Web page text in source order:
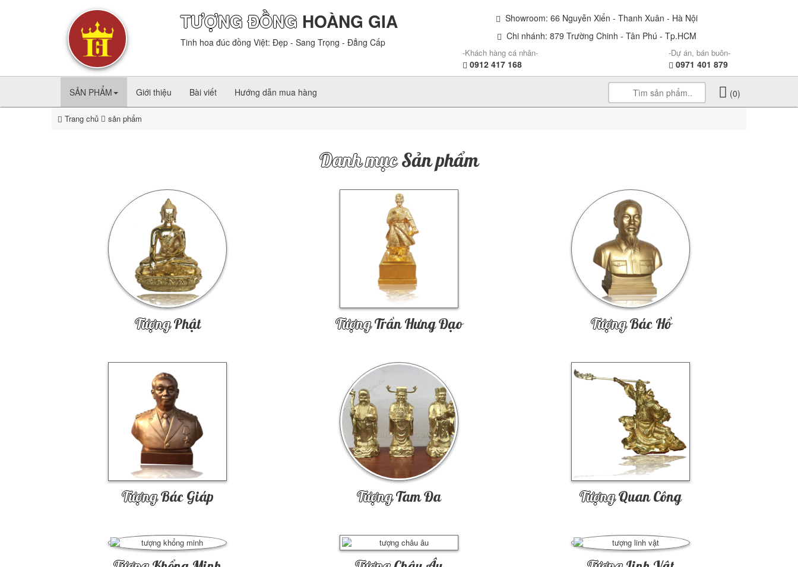
TƯỢNG ĐỒNG HOÀNG GIA
Tinh hoa đúc đồng Việt: Đẹp - Sang Trọng - Đẳng Cấp
Showroom: 66 Nguyễn Xiển - Thanh Xuân - Hà Nội
Chi nhánh: 879 Trường Chinh - Tân Phú - Tp.HCM
-Khách hàng cá nhân-
0912 417 168
-Dự án, bán buôn-
0971 401 879
SẢN PHẨM Giới thiệu Bài viết Hướng dẫn mua hàng (0)
Trang chủ sản phẩm
Danh mụcSản phẩm
TượngPhật TượngTrần Hưng Đạo TượngBác Hồ
TượngBác Giáp TượngTam Đa TượngQuan Công